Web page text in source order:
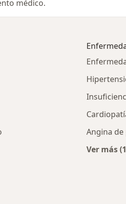
médico.
Angina de
Ver más